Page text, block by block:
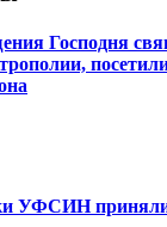
Господня
УФСИН приняли